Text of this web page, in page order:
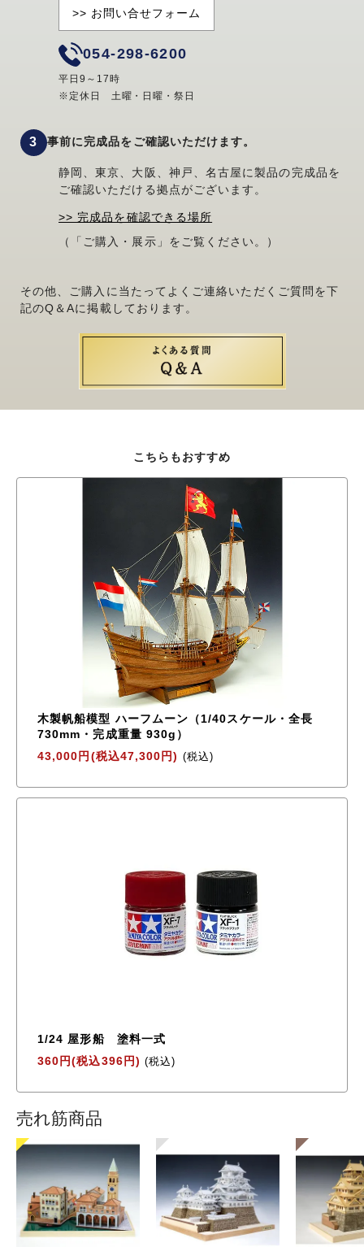
>> お問い合せフォーム
054-298-6200
平日9～17時
※定休日 土曜・日曜・祭日
事前に完成品をご確認いただけます。
静岡、東京、大阪、神戸、名古屋に製品の完成品を
ご確認いただける拠点がございます。
>> 完成品を確認できる場所
（「ご購入・展示」をご覧ください。）
その他、ご購入に当たってよくご連絡いただくご質問を下
記のQ＆Aに掲載しております。
こちらもおすすめ
木製帆船模型 ハーフムーン（1/40スケール・全長
730mm・完成重量 930g）
43,000円(税込47,300円) (税込)
1/24 屋形船 塗料一式
360円(税込396円)(税込)
売れ筋商品